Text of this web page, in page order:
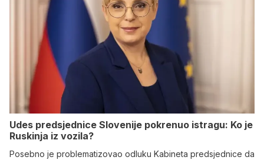
Udes predsjednice Slovenije pokrenuo istragu: Ko je
Ruskinja iz vozila?
Posebno je problematizovao odluku Kabineta predsjednice da